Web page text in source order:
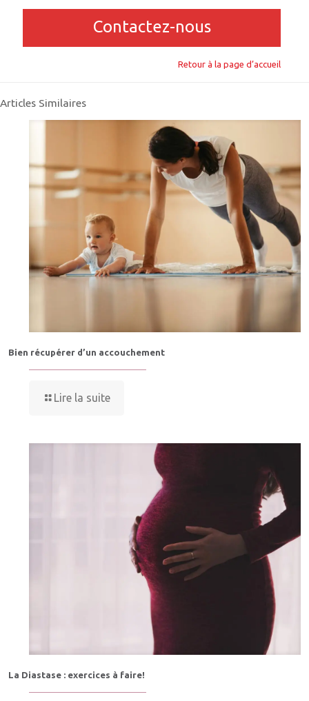
Contactez-nous
Retour à la page d’accueil
Articles Similaires
Bien récupérer d’un accouchement
Lire la suite
La Diastase : exercices à faire!